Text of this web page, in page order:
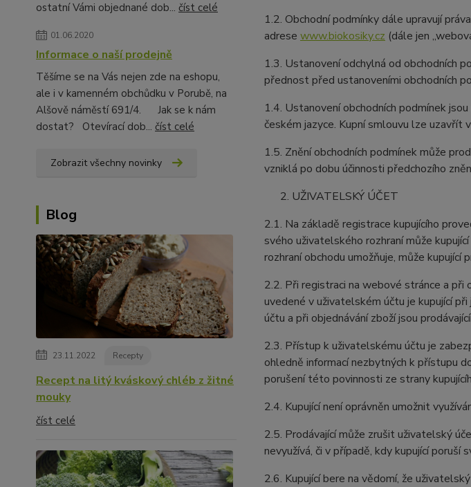
ostatní Vámi objednané dob... číst celé
01.06.2020
Informace o naší prodejně
Těšíme se na Vás nejen zde na eshopu,
ale i v kamenném obchůdku v Porubě, na
Alšově náměstí 691/4. Jak se k nám
dostat? Otevírací dob... číst celé
Zobrazit všechny novinky
Blog
23.11.2022 Recepty
Recept na litý kváskový chléb z žitné
mouky
číst celé
1.2. Obchodní podmínky dále upravují
adrese www.biokosiky.cz (dále jen
1.3. Ustanovení odchylná od obchodních
přednost před ustanoveními obchodních
1.4. Ustanovení obchodních podmínek
českém jazyce. Kupní smlouvu lze uzavřít
1.5. Znění obchodních podmínek může
vzniklá po dobu účinnosti předchozího
UŽIVATELSKÝ ÚČET
2.1. Na základě registrace kupujícího
svého uživatelského rozhraní může
rozhraní obchodu umožňuje, může
2.2. Při registraci na webové stránce a při
uvedené v uživatelském účtu je kupující
účtu a při objednávání zboží jsou
2.3. Přístup k uživatelskému účtu je
ohledně informací nezbytných k přístupu
porušení této povinnosti ze strany
2.4. Kupující není oprávněn umožnit
2.5. Prodávající může zrušit uživatelský
nevyužívá, či v případě, kdy kupující
2.6. Kupující bere na vědomí, že